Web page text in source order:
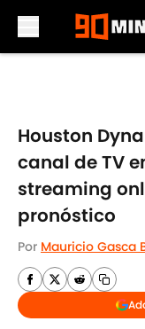
Houston
canal de TV
streaming
pronóstico
Por Mauricio Gasca